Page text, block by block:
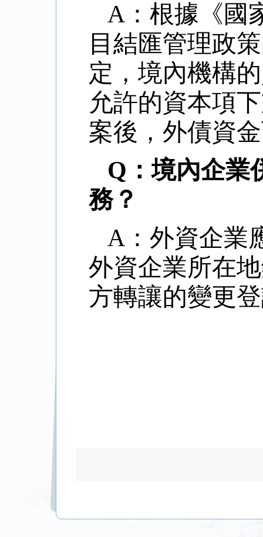
A：根據《國
目結匯管理政
定，境內機構
允許的資本項
案後，外債資
Q：境內企業
務？
A：外資企業
外資企業所在
方轉讓的變更